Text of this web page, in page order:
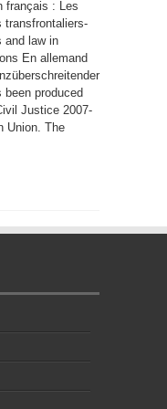
des
colloques
transfontaliers
français : Les
transfrontaliers-
and law in
En allemand
produced
Justice 2007-
Union. The